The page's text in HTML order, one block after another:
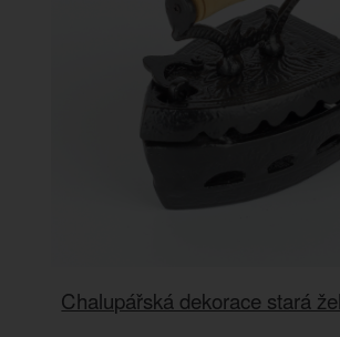
Chalupářská dekorace stará